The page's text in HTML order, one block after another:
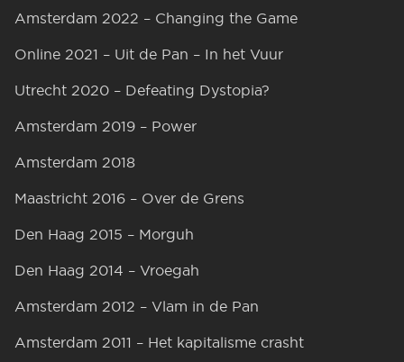
Amsterdam 2022 – Changing the Game
Online 2021 – Uit de Pan – In het Vuur
Utrecht 2020 – Defeating Dystopia?
Amsterdam 2019 – Power
Amsterdam 2018
Maastricht 2016 – Over de Grens
Den Haag 2015 – Morguh
Den Haag 2014 – Vroegah
Amsterdam 2012 – Vlam in de Pan
Amsterdam 2011 – Het kapitalisme crasht